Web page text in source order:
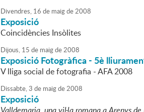
Divendres, 16 de maigde2008
Exposició
Coincidències Insòlites
Dijous, 15 de maigde2008
Exposició Fotogràfica - 5è
V lliga social de fotografia - AFA 2008
Dissabte,3 de maigde2008
Exposició